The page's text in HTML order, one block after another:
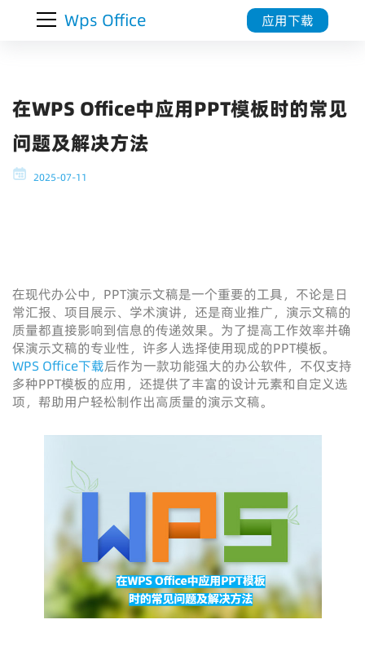
Wps Office 应用下载
在WPS Office中应用PPT模板时的常见
问题及解决方法
2025-07-11
在现代办公中，PPT演示文稿是一个重要的工具，不论是日
常汇报、项目展示、学术演讲，还是商业推广，演示文稿的
质量都直接影响到信息的传递效果。为了提高工作效率并确
保演示文稿的专业性，许多人选择使用现成的PPT模板。
WPS Office下载后作为一款功能强大的办公软件，不仅支持
多种PPT模板的应用，还提供了丰富的设计元素和自定义选
项，帮助用户轻松制作出高质量的演示文稿。